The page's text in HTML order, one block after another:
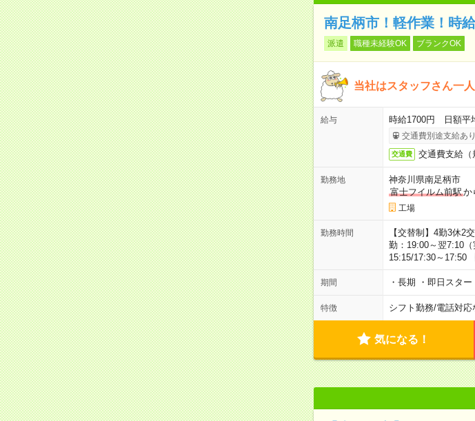
南足柄市！軽作業！時
派遣 職種未経験OK ブランクOK
当社はスタッフさん一
給与 時給1700円 日額平
交通費別途支給あり
交通費 交通費支給（
勤務地
神奈川県南足柄市
富士フイルム前駅か
工場
勤務時間
【交替制】4勤3休2
勤：19:00～翌7:10
15:15/17:30～17:50
期間 ・長期 ・即日スター
特徴 シフト勤務/電話対応
気になる！